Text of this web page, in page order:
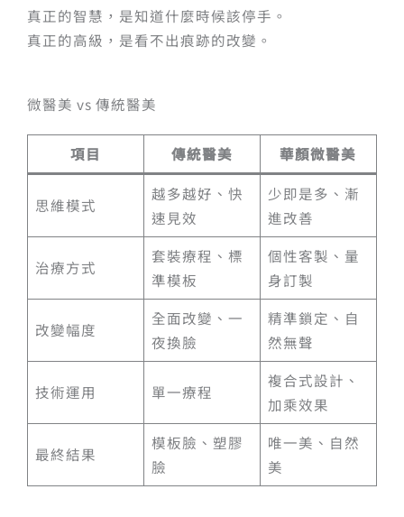
真正的智慧，是知道什麼時候該停手。
真正的高級，是看不出痕跡的改變。
微醫美 vs 傳統醫美
項目 傳統醫美 華顏微醫美
思維模式
越多越好、快
速見效
少即是多、漸
進改善
治療方式
套裝療程、標
準模板
個性客製、量
身訂製
改變幅度
全面改變、一
夜換臉
精準鎖定、自
然無聲
技術運用 單一療程
複合式設計、
加乘效果
最終結果
模板臉、塑膠
臉
唯一美、自然
美